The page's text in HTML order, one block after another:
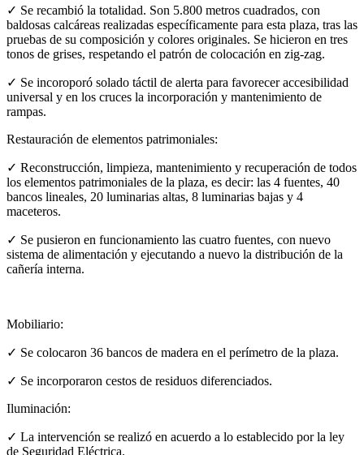
✓ Se recambió la totalidad. Son 5.800 metros cuadrados, con
baldosas calcáreas realizadas específicamente para esta plaza, tras las
pruebas de su composición y colores originales. Se hicieron en tres
tonos de grises, respetando el patrón de colocación en zig-zag.
✓ Se incoroporó solado táctil de alerta para favorecer accesibilidad
universal y en los cruces la incorporación y mantenimiento de
rampas.
Restauración de elementos patrimoniales:
✓ Reconstrucción, limpieza, mantenimiento y recuperación de todos
los elementos patrimoniales de la plaza, es decir: las 4 fuentes, 40
bancos lineales, 20 luminarias altas, 8 luminarias bajas y 4
maceteros.
✓ Se pusieron en funcionamiento las cuatro fuentes, con nuevo
sistema de alimentación y ejecutando a nuevo la distribución de la
cañería interna.
Mobiliario:
✓ Se colocaron 36 bancos de madera en el perímetro de la plaza.
✓ Se incorporaron cestos de residuos diferenciados.
Iluminación:
✓ La intervención se realizó en acuerdo a lo establecido por la ley
de Seguridad Eléctrica.